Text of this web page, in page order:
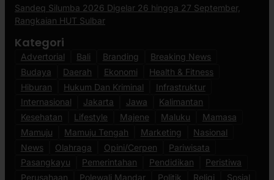
Sandeq Silumba 2026 Digelar 26 hingga 27 September,
Rangkaian HUT Sulbar
Kategori
Advertorial Bali Branding
Breaking News
Budaya
Daerah Ekonomi
Health & Fitness
Hiburan
Hukum Dan Kriminal
Infrastruktur
Internasional
Jakarta Jawa
Kalimantan
Kesehatan
Lifestyle Majene Maluku
Mamasa
Mamuju
Mamuju Tengah Marketing
Nasional
News
Olahraga Opini/Cerpen
Pariwisata
Pasangkayu
Pemerintahan Pendidikan
Peristiwa
Perusahaan
Polewali Mandar Politik Religi Sosial